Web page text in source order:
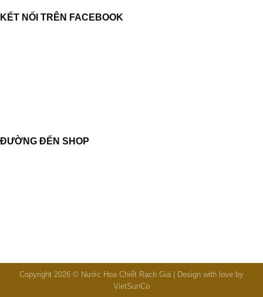
KẾT NỐI TRÊN FACEBOOK
ĐƯỜNG ĐẾN SHOP
Copyright 2026 © Nước Hoa Chiết Rạch Giá | Design with love by
VietSunCo